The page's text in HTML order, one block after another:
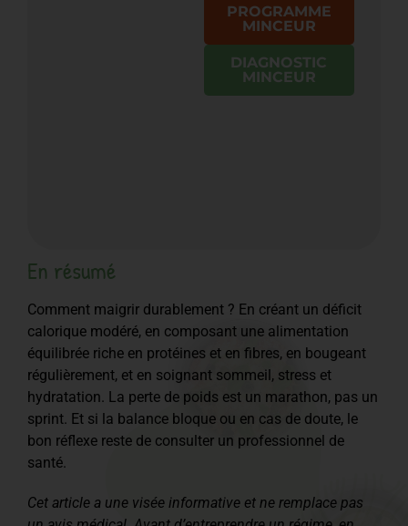
PROGRAMME
MINCEUR
DIAGNOSTIC
MINCEUR
En résumé
Comment maigrir durablement ? En créant un déficit
calorique modéré, en composant une alimentation
équilibrée riche en protéines et en fibres, en bougeant
régulièrement, et en soignant sommeil, stress et
hydratation. La perte de poids est un marathon, pas un
sprint. Et si la balance bloque ou en cas de doute, le
bon réflexe reste de consulter un professionnel de
santé.
Cet article a une visée informative et ne remplace pas